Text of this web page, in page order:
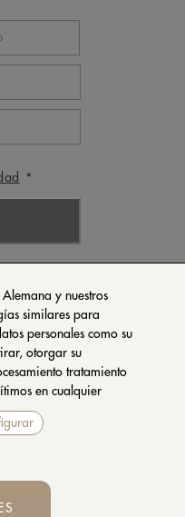
y nuestros
similares para
personales como su
otorgar su
tratamiento
en cualquier
*